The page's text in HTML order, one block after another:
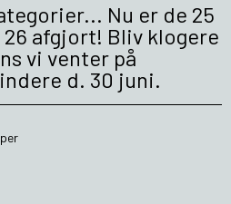
Nu er de 25
afgjort! Bliv klogere
vi venter på
d. 30 juni.